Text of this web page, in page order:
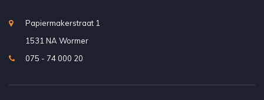
Papiermakerstraat 1
1531 NA Wormer
075 - 74 000 20